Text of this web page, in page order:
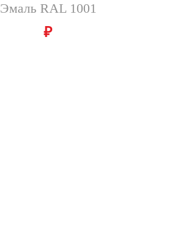
Эмаль RAL 1001
₽